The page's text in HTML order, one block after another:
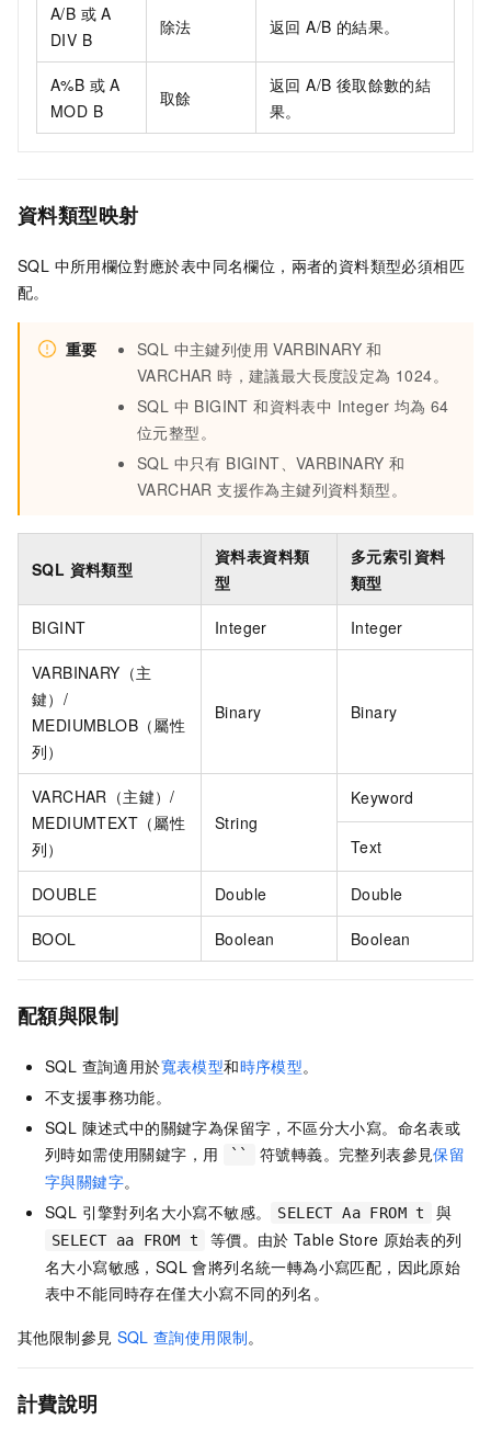
A/B 或 A
DIV B
除法 返回 A/B 的結果。
A%B 或 A
MOD B
取餘
返回 A/B 後取餘數的結
果。
資料類型映射
SQL 中所用欄位對應於表中同名欄位，兩者的資料類型必須相匹
配。
重要
SQL 中主鍵列使用 VARBINARY 和
VARCHAR 時，建議最大長度設定為 1024。
SQL 中 BIGINT 和資料表中 Integer 均為 64
位元整型。
SQL 中只有 BIGINT、VARBINARY 和
VARCHAR 支援作為主鍵列資料類型。
SQL 資料類型
資料表資料類
型
多元索引資料
類型
BIGINT Integer Integer
VARBINARY（主
鍵）/
MEDIUMBLOB（屬性
列）
Binary Binary
VARCHAR（主鍵）/
MEDIUMTEXT（屬性
列）
String
Keyword
Text
DOUBLE Double Double
BOOL Boolean Boolean
配額與限制
SQL 查詢適用於寬表模型和時序模型。
不支援事務功能。
SQL 陳述式中的關鍵字為保留字，不區分大小寫。命名表或
列時如需使用關鍵字，用
`` 符號轉義。完整列表參見保留
字與關鍵字。
SQL 引擎對列名大小寫不敏感。
SELECT Aa FROM t 與
SELECT aa FROM t 等價。由於 Table Store 原始表的列
名大小寫敏感，SQL 會將列名統一轉為小寫匹配，因此原始
表中不能同時存在僅大小寫不同的列名。
其他限制參見 SQL 查詢使用限制。
計費說明